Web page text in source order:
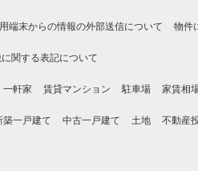
端末からの情報の外部送信について 物件
関する表記について
一軒家 賃貸マンション 駐車場 家賃相
築一戸建て 中古一戸建て 土地 不動産